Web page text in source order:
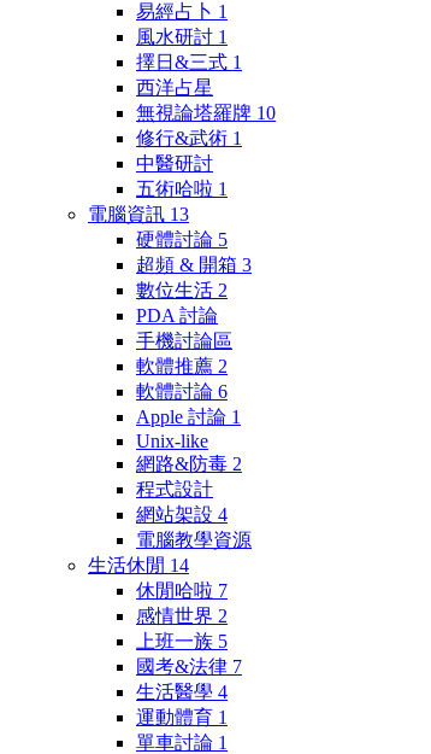
易經占卜 1
風水研討 1
擇日&三式 1
西洋占星
無視論塔羅牌 10
修行&武術 1
中醫研討
五術哈啦 1
電腦資訊 13
硬體討論 5
超頻 & 開箱 3
數位生活 2
PDA 討論
手機討論區
軟體推薦 2
軟體討論 6
Apple 討論 1
Unix-like
網路&防毒 2
程式設計
網站架設 4
電腦教學資源
生活休閒 14
休閒哈啦 7
感情世界 2
上班一族 5
國考&法律 7
生活醫學 4
運動體育 1
單車討論 1